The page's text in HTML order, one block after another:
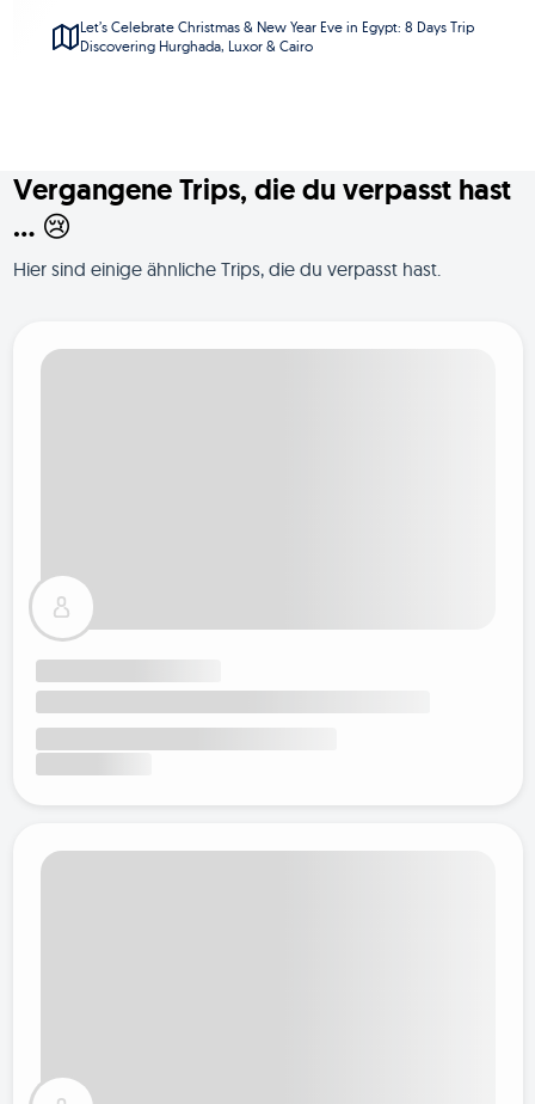
Let’s Celebrate Christmas & New Year Eve in Egypt: 8 Days Trip
Discovering Hurghada, Luxor & Cairo
Vergangene Trips, die du verpasst hast
... 😢
Hier sind einige ähnliche Trips, die du verpasst hast.